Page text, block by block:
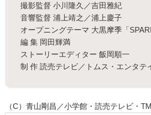
撮影監督 小川隆久／吉田雅紀
音響監督 浦上靖之／浦上慶子
オープニングテーマ 大黒摩季「
編 集 岡田輝満
ストーリーエディター 飯岡順一
制 作 読売テレビ／トムス・エンタテ
（C）青山剛昌／小学館・読売テレビ・